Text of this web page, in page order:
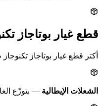
قطع غيار بوتاجاز
أكتر قطع غيار بوتاجاز تكنوجاز
الشعلات الإيطالية — بتوزّع